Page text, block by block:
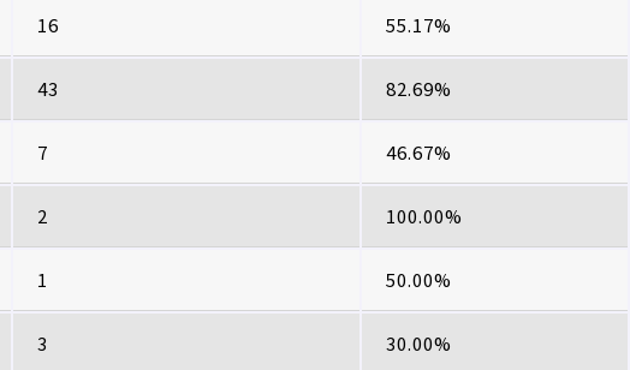
16 55.17%
43 82.69%
7 46.67%
2 100.00%
1 50.00%
3 30.00%